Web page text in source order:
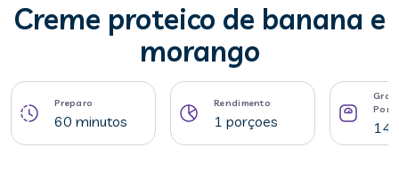
Creme proteico de banana e
morango
Preparo
60 minutos
Rendimento
1 porçoes